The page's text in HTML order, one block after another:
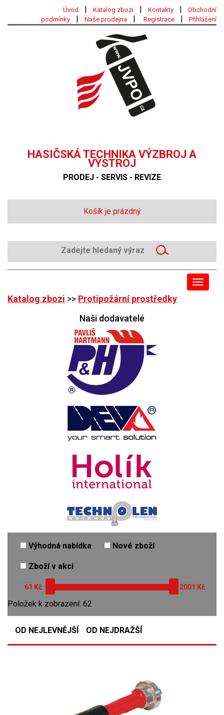
Úvod | Katalog zbozi | Kontakty |
Obchodní
podmínky
| Naše prodejna | Registrace | Přihlášení
HASIČSKÁ TECHNIKA VÝZBROJ A
VÝSTROJ
PRODEJ - SERVIS - REVIZE
Košík je prázdný
Toggle
Katalog zbozi >> Protipožární prostředky
Naši dodavatelé
Výhodná nabídka Nové zboží
Zboží v akci
Kč Kč
Položek k zobrazení: 62
OD NEJLEVNĚJŠÍ OD NEJDRAŽŠÍ